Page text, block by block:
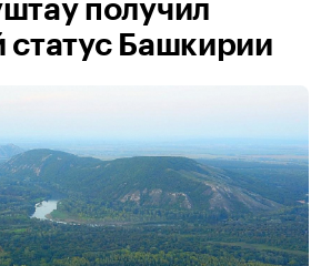
получил
статус Башкирии